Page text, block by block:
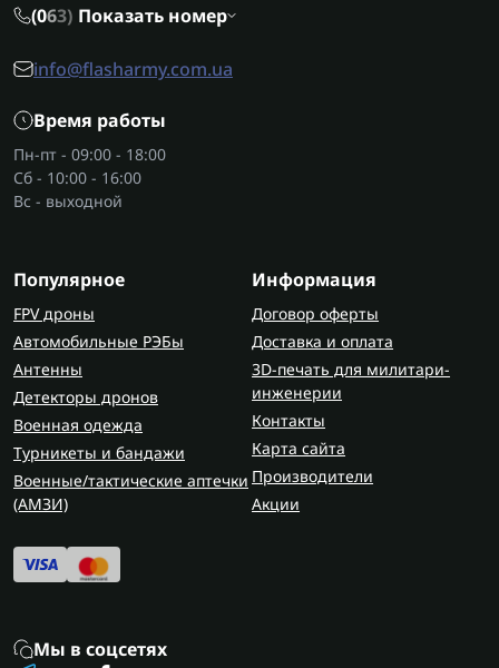
(063) Показать номер
info@flasharmy.com.ua
Время работы
Пн-пт - 09:00 - 18:00
Сб - 10:00 - 16:00
Вс - выходной
Популярное
FPV дроны
Автомобильные РЭБы
Антенны
Детекторы дронов
Военная одежда
Турникеты и бандажи
Военные/тактические аптечки
(AMЗИ)
Информация
Договор оферты
Доставка и оплата
3D-печать для милитари-
инженерии
Контакты
Карта сайта
Производители
Акции
Мы в соцсетях